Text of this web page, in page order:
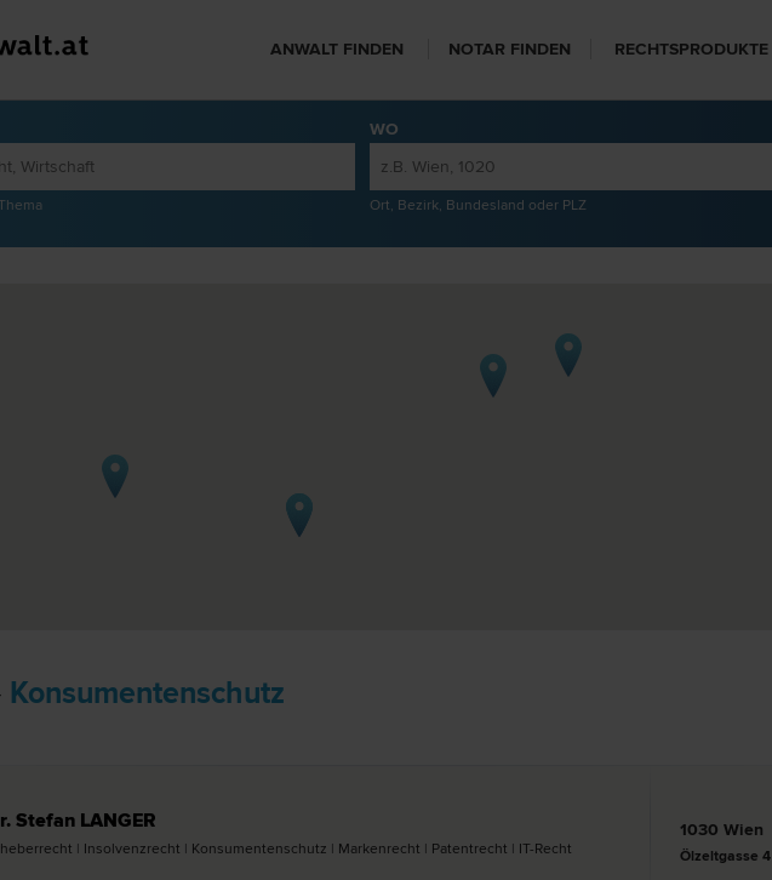
ANWALT FINDEN NOTAR FINDEN RECHTSPRODUKTE
WO
Ort, Bezirk, Bundesland oder PLZ
Konsumentenschutz
Stefan LANGER
| Insolvenz­recht | Konsumentenschutz | Marken­recht | Patent­recht | IT-Recht
1030 Wien
Ölzeltgasse 4